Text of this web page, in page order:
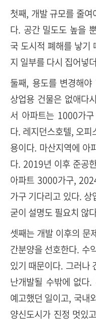
첫째, 개발 규모를 줄
다. 공간 밀도도 높을
국 도시적 폐해를 낳기
지 일부를 다시 집어넣
둘째, 용도를 변경해
상업용 건물은 없애다
서 아파트는 1000가
다. 레지던스호텔, 오
용이다. 마산지역에 아
다. 2019년 이후 준공
아파트 3000가구,
가구 기다리고 있다.
굳이 설명도 필요치 않
셋째는 개발 이후의 문
간분양을 선호한다. 수
있기 때문이다. 그러나
난개발될 수밖에 없다
예고했던 일이고, 국내
양신도시가 진정 멋있